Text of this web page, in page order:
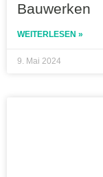
Bauwerken
WEITERLESEN »
9. Mai 2024